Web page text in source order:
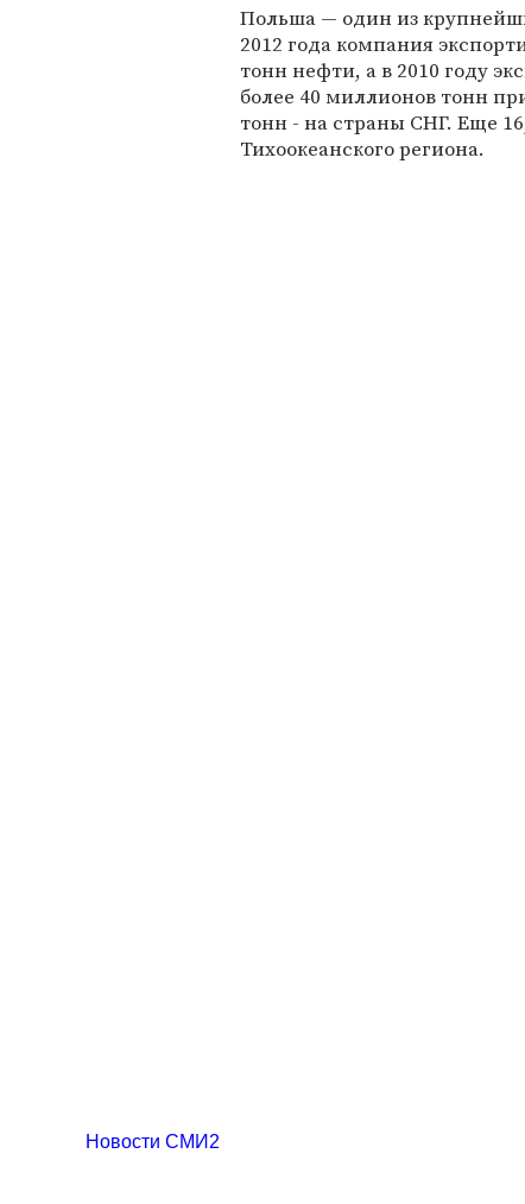
Польша — один из
2012 года компания
тонн нефти, а в 2010 году
более 40 миллионов тонн
тонн - на страны СНГ. Еще
Тихоокеанского региона.
Новости СМИ2